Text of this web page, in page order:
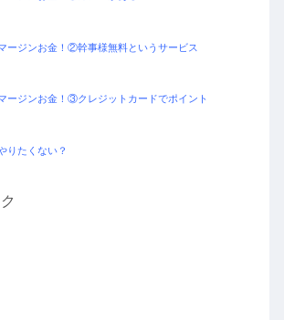
ージンお金！②幹事様無料というサービス
ージンお金！③クレジットカードでポイント
りたくない？